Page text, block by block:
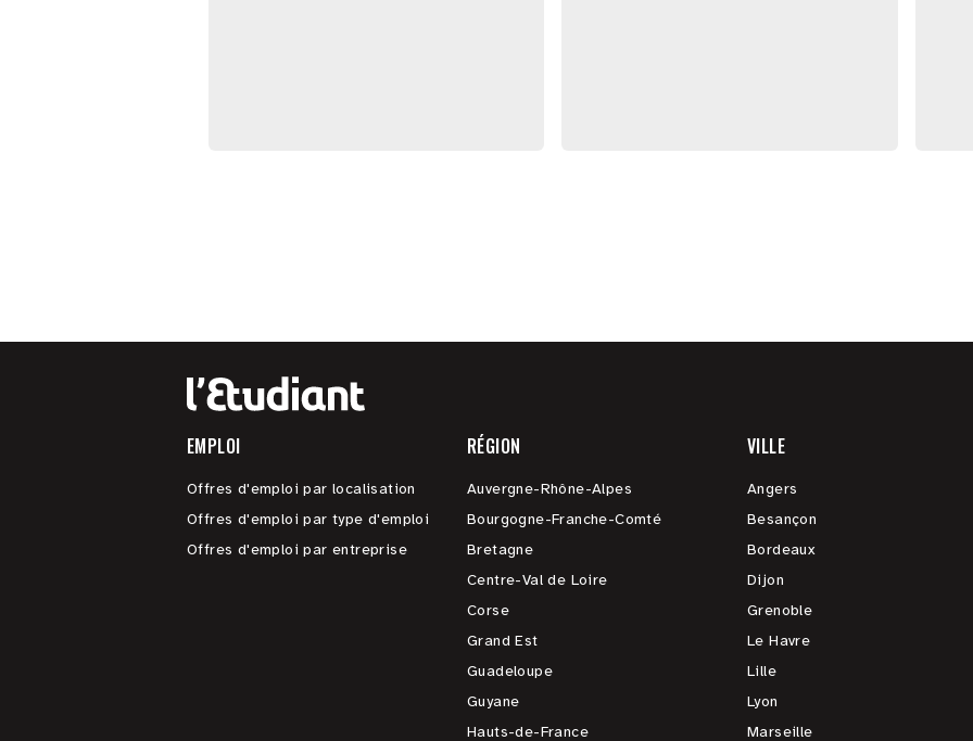
EMPLOI
Offres d'emploi par localisation
Offres d'emploi par type d'emploi
Offres d'emploi par entreprise
RÉGION
Auvergne-Rhône-Alpes
Bourgogne-Franche-Comté
Bretagne
Centre-Val de Loire
Corse
Grand Est
Guadeloupe
Guyane
Hauts-de-France
VILLE
Angers
Besançon
Bordeaux
Dijon
Grenoble
Le Havre
Lille
Lyon
Marseille